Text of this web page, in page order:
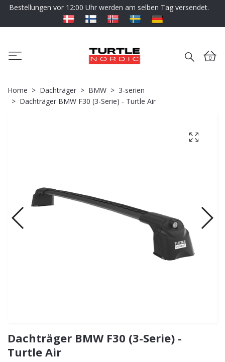
Bestellungen vor 12:00 Uhr werden am selben Tag versendet.
0
Home Dachträger BMW
3-serien
Dachträger BMW F30 (3-Serie) - Turtle Air
Dachträger BMW F30 (3-Serie) -
Turtle Air